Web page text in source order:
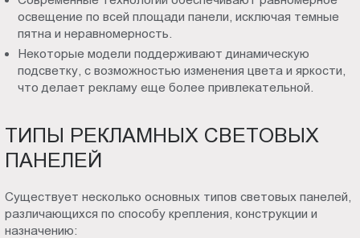
освещение по всей площади панели, исключая темные
пятна и неравномерность.
Некоторые модели поддерживают динамическую
подсветку, с возможностью изменения цвета и яркости,
что делает рекламу еще более привлекательной.
ТИПЫ РЕКЛАМНЫХ СВЕТОВЫХ
ПАНЕЛЕЙ
Существует несколько основных типов световых панелей,
различающихся по способу крепления, конструкции и
назначению: